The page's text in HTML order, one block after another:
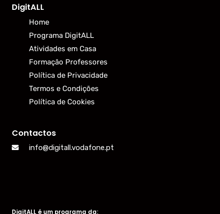
DigitALL
Home
Programa DigitALL
Atividades em Casa
Formação Professores
Política de Privacidade
Termos e Condições
Política de Cookies
Contactos
info@digitall.vodafone.pt
DigitALL é um programa da: